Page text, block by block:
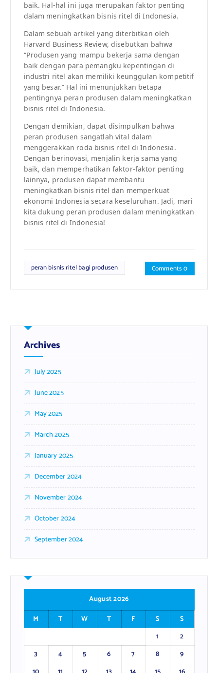
baik. Hal-hal ini juga merupakan faktor penting
dalam meningkatkan bisnis ritel di Indonesia.
Dalam sebuah artikel yang diterbitkan oleh
Harvard Business Review, disebutkan bahwa
“Produsen yang mampu bekerja sama dengan
baik dengan para pemangku kepentingan di
industri ritel akan memiliki keunggulan kompetitif
yang besar.” Hal ini menunjukkan betapa
pentingnya peran produsen dalam meningkatkan
bisnis ritel di Indonesia.
Dengan demikian, dapat disimpulkan bahwa
peran produsen sangatlah vital dalam
menggerakkan roda bisnis ritel di Indonesia.
Dengan berinovasi, menjalin kerja sama yang
baik, dan memperhatikan faktor-faktor penting
lainnya, produsen dapat membantu
meningkatkan bisnis ritel dan memperkuat
ekonomi Indonesia secara keseluruhan. Jadi, mari
kita dukung peran produsen dalam meningkatkan
bisnis ritel di Indonesia!
peran bisnis ritel bagi produsen Comments 0
Archives
July 2025
June 2025
May 2025
March 2025
January 2025
December 2024
November 2024
October 2024
September 2024
August 2026
M
T W T F S
S
1
2
3
4 5 6 7 8
9